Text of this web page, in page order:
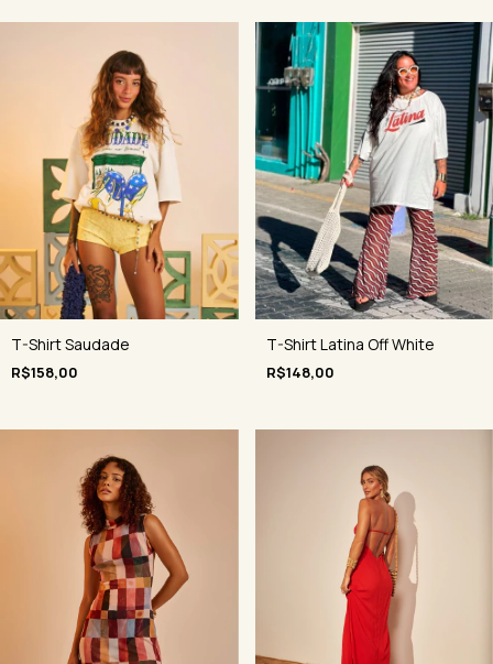
T-Shirt Saudade
R$158,00
T-Shirt Latina Off White
R$148,00